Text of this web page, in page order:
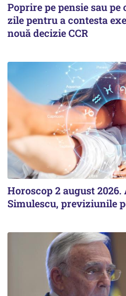
Poprire pe pensie sau pe
zile pentru a contesta
nouă decizie CCR
Horoscop 2 august
Simulescu, previziunile